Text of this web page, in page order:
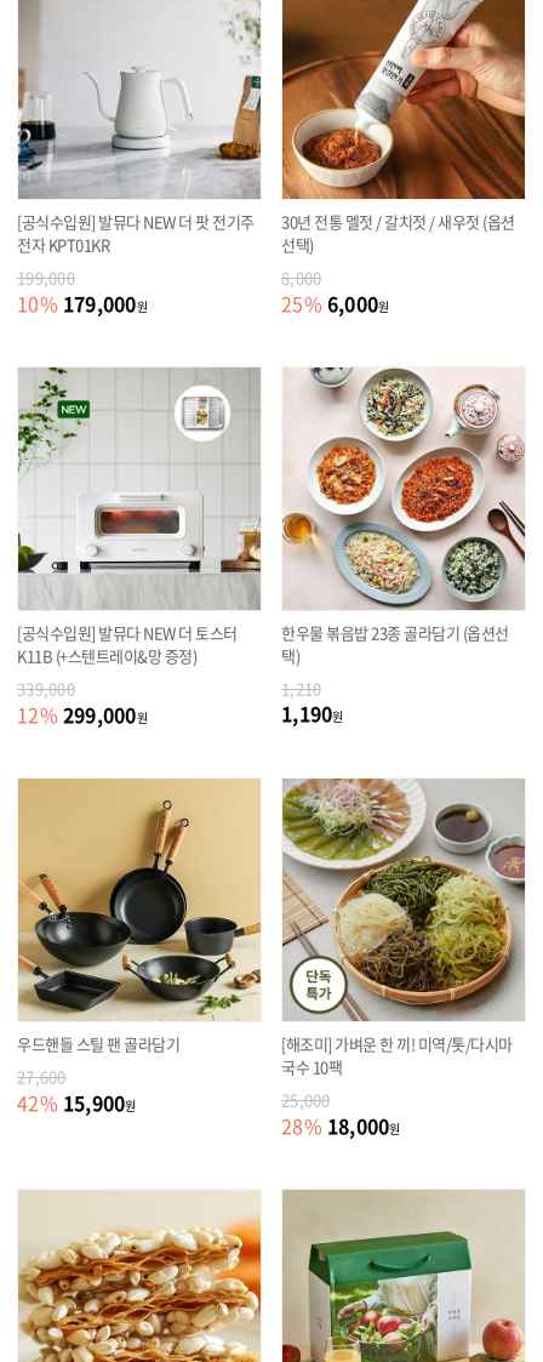
[공식수입원] 발뮤다 NEW 더 팟 전기주
전자 KPT01KR
199,000
10% 179,000원
30년 전통 멜젓 / 갈치젓 / 새우젓 (옵션
선택)
8,000
25% 6,000원
[공식수입원] 발뮤다 NEW 더 토스터
K11B (+스텐트레이&망 증정)
339,000
12% 299,000원
한우물 볶음밥 23종 골라담기 (옵션선
택)
1,210
1,190원
우드핸들 스틸 팬 골라담기
27,600
42% 15,900원
[해조미] 가벼운 한 끼! 미역/톳/다시마
국수 10팩
25,000
28% 18,000원